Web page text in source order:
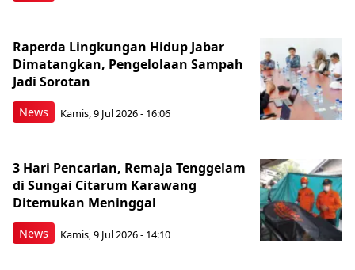
News
Raperda Lingkungan Hidup Jabar
Dimatangkan, Pengelolaan Sampah
Jadi Sorotan
Kamis, 9 Jul 2026 - 16:06
News
3 Hari Pencarian, Remaja Tenggelam
di Sungai Citarum Karawang
Ditemukan Meninggal
Kamis, 9 Jul 2026 - 14:10